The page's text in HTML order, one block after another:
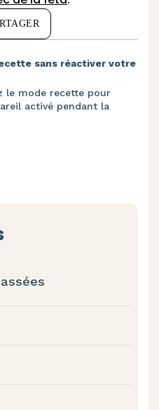
sans réactiver votre
le mode recette pour
activé pendant la